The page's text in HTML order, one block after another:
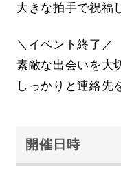
大きな拍手で祝福
＼イベント終了／
素敵な出会いを大
しっかりと連絡先
開催日時